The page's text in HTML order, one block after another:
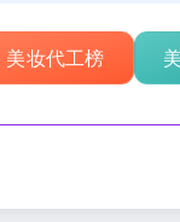
美妆代工榜